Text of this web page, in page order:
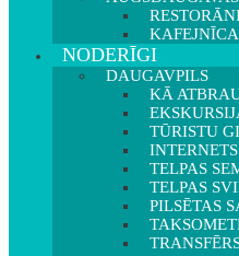
NODERĪGI
DAUGAVPILS
KĀ
TŪRISTU
INTERNETS
TELPAS
TELPAS
PILSĒTAS